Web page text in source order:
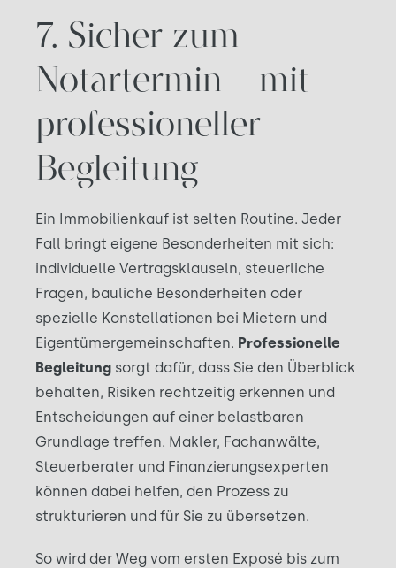
7. Sicher zum
Notartermin – mit
professioneller
Begleitung
Ein Immobilienkauf ist selten Routine. Jeder
Fall bringt eigene Besonderheiten mit sich:
individuelle Vertragsklauseln, steuerliche
Fragen, bauliche Besonderheiten oder
spezielle Konstellationen bei Mietern und
Eigentümergemeinschaften. Professionelle
Begleitung sorgt dafür, dass Sie den Überblick
behalten, Risiken rechtzeitig erkennen und
Entscheidungen auf einer belastbaren
Grundlage treffen. Makler, Fachanwälte,
Steuerberater und Finanzierungsexperten
können dabei helfen, den Prozess zu
strukturieren und für Sie zu übersetzen.
So wird der Weg vom ersten Exposé bis zum